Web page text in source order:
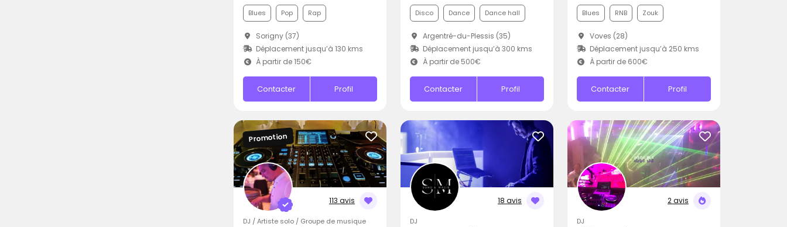
Blues Pop Rap
Sorigny (37)
Déplacement jusqu’à 130 kms
À partir de 150€
Contacter Profil
Disco Dance Dance hall
Argentré-du-Plessis (35)
Déplacement jusqu’à 300 kms
À partir de 500€
Contacter Profil
Blues RNB Zouk
Voves (28)
Déplacement jusqu’à 250 kms
À partir de 600€
Contacter Profil
113 avis
Promotion
DJ / Artiste solo / Groupe de musique
18 avis
DJ
2 avis
DJ